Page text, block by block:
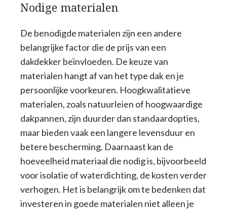
Nodige materialen
De benodigde materialen zijn een andere
belangrijke factor die de prijs van een
dakdekker beïnvloeden. De keuze van
materialen hangt af van het type dak en je
persoonlijke voorkeuren. Hoogkwalitatieve
materialen, zoals natuurleien of hoogwaardige
dakpannen, zijn duurder dan standaardopties,
maar bieden vaak een langere levensduur en
betere bescherming. Daarnaast kan de
hoeveelheid materiaal die nodig is, bijvoorbeeld
voor isolatie of waterdichting, de kosten verder
verhogen. Het is belangrijk om te bedenken dat
investeren in goede materialen niet alleen je